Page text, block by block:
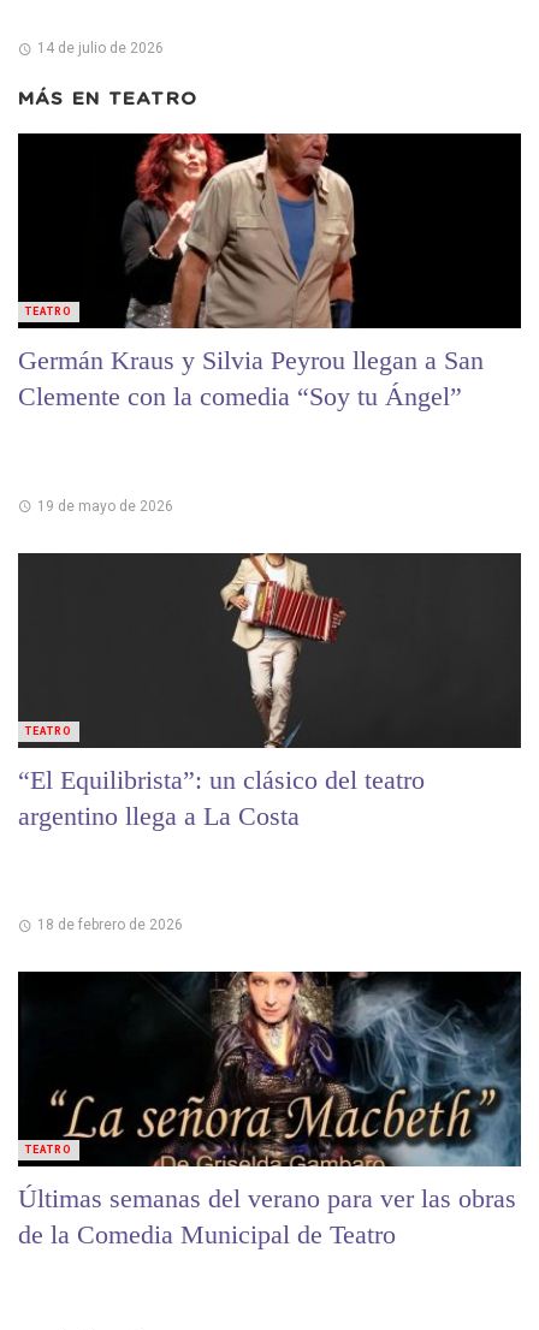
14 de julio de 2026
MÁS EN TEATRO
Germán Kraus y Silvia Peyrou llegan a San
Clemente con la comedia “Soy tu Ángel”
19 de mayo de 2026
TEATRO
“El Equilibrista”: un clásico del teatro
argentino llega a La Costa
18 de febrero de 2026
TEATRO
Últimas semanas del verano para ver las obras
de la Comedia Municipal de Teatro
TEATRO